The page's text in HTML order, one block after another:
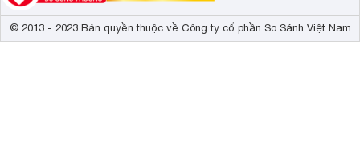
© 2013 - 2023 Bản quyền thuộc về Công ty cổ phần So Sánh Việt Nam